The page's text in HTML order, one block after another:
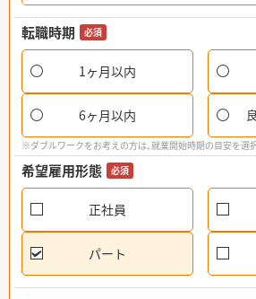
転職時期 必須
1ヶ月以内
6ヶ月以内
※ダブルワークをお考えの方は、就業開始時期の目安を選
希望雇用形態 必須
正社員
パート